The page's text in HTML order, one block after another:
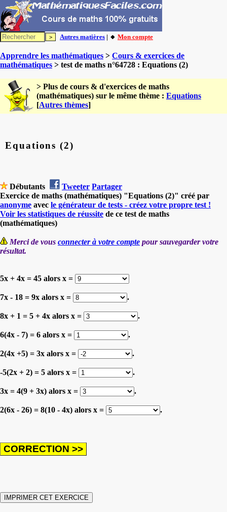
Autres matières | 🔸 Mon compte
Apprendre les mathématiques > Cours & exercices de
mathématiques > test de maths n°64728 : Equations (2)
> Plus de cours & d'exercices de maths
(mathématiques) sur le même thème : Equations
[Autres thèmes]
Equations (2)
Débutants Tweeter Partager
Exercice de maths (mathématiques) "Equations (2)" créé par
anonyme avec le générateur de tests - créez votre propre test !
Voir les statistiques de réussite de ce test de maths
(mathématiques)
Merci de vous connecter à votre compte pour sauvegarder votre
résultat.
5x + 4x = 45 alors x =
7x - 18 = 9x alors x = .
8x + 1 = 5 + 4x alors x = .
6(4x - 7) = 6 alors x = .
2(4x +5) = 3x alors x = .
-5(2x + 2) = 5 alors x = .
3x = 4(9 + 3x) alors x = .
2(6x - 26) = 8(10 - 4x) alors x = .